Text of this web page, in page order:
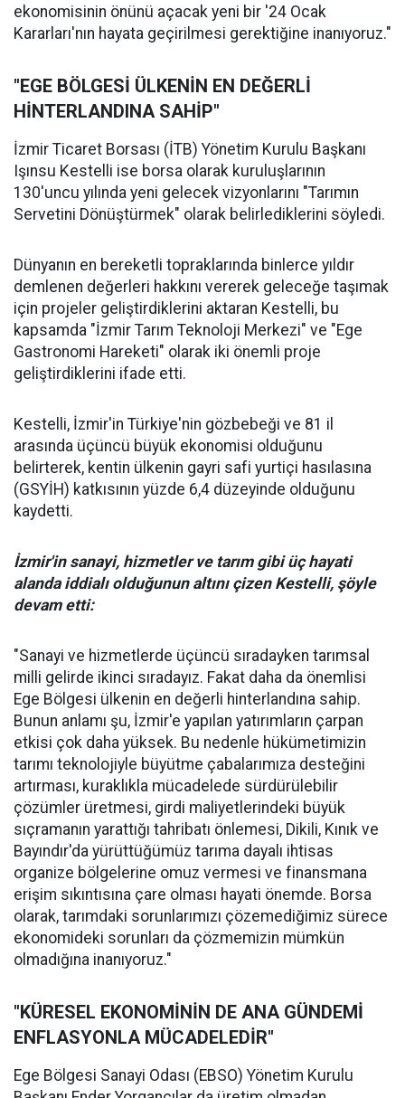
ekonomisinin önünü açacak yeni bir '24 Ocak
Kararları'nın hayata geçirilmesi gerektiğine inanıyoruz."
"EGE BÖLGESİ ÜLKENİN EN DEĞERLİ
HİNTERLANDINA SAHİP"
İzmir Ticaret Borsası (İTB) Yönetim Kurulu Başkanı
Işınsu Kestelli ise borsa olarak kuruluşlarının
130'uncu yılında yeni gelecek vizyonlarını "Tarımın
Servetini Dönüştürmek" olarak belirlediklerini söyledi.
Dünyanın en bereketli topraklarında binlerce yıldır
demlenen değerleri hakkını vererek geleceğe taşımak
için projeler geliştirdiklerini aktaran Kestelli, bu
kapsamda "İzmir Tarım Teknoloji Merkezi" ve "Ege
Gastronomi Hareketi" olarak iki önemli proje
geliştirdiklerini ifade etti.
Kestelli, İzmir'in Türkiye'nin gözbebeği ve 81 il
arasında üçüncü büyük ekonomisi olduğunu
belirterek, kentin ülkenin gayri safi yurtiçi hasılasına
(GSYİH) katkısının yüzde 6,4 düzeyinde olduğunu
kaydetti.
İzmir'in sanayi, hizmetler ve tarım gibi üç hayati
alanda iddialı olduğunun altını çizen Kestelli, şöyle
devam etti:
"Sanayi ve hizmetlerde üçüncü sıradayken tarımsal
milli gelirde ikinci sıradayız. Fakat daha da önemlisi
Ege Bölgesi ülkenin en değerli hinterlandına sahip.
Bunun anlamı şu, İzmir'e yapılan yatırımların çarpan
etkisi çok daha yüksek. Bu nedenle hükümetimizin
tarımı teknolojiyle büyütme çabalarımıza desteğini
artırması, kuraklıkla mücadelede sürdürülebilir
çözümler üretmesi, girdi maliyetlerindeki büyük
sıçramanın yarattığı tahribatı önlemesi, Dikili, Kınık ve
Bayındır'da yürüttüğümüz tarıma dayalı ihtisas
organize bölgelerine omuz vermesi ve finansmana
erişim sıkıntısına çare olması hayati önemde. Borsa
olarak, tarımdaki sorunlarımızı çözemediğimiz sürece
ekonomideki sorunları da çözmemizin mümkün
olmadığına inanıyoruz."
"KÜRESEL EKONOMİNİN DE ANA GÜNDEMİ
ENFLASYONLA MÜCADELEDİR"
Ege Bölgesi Sanayi Odası (EBSO) Yönetim Kurulu